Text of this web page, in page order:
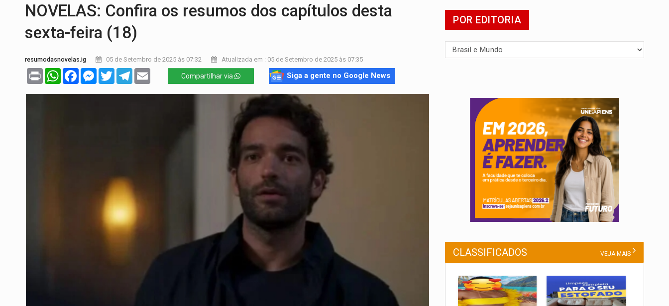
NOVELAS: Confira os resumos dos capítulos desta
sexta-feira (18)
resumodasnovelas.ig 05 de Setembro de 2025 às 07:32 Atualizada em : 05 de Setembro de 2025 às 07:35
Print WhatsAppFacebookMessenger
TwitterTelegram Compartilhar via Siga a gente no Google News
POR EDITORIA
CLASSIFICADOS VEJA MAIS